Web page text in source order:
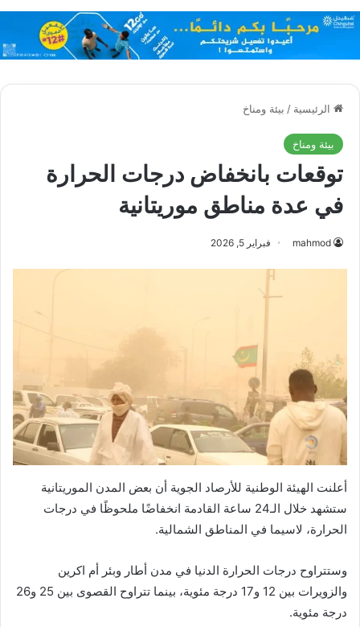
الرئيسية / بيئة ومناخ
بيئة ومناخ
توقعات بانخفاض درجات الحرارة
في عدة مناطق موريتانية
mahmod فبراير 5, 2026
أعلنت الهيئة الوطنية للأرصاد الجوية أن بعض المدن الموريتانية
ستشهد خلال الـ24 ساعة القادمة انخفاضًا ملحوظًا في درجات
الحرارة، لاسيما في المناطق الشمالية.
وستتراوح درجات الحرارة الدنيا في مدن أطار وبئر أم اكرين
والزويرات بين 12 و17 درجة مئوية، بينما تتراوح القصوى بين 25 و26
درجة مئوية.